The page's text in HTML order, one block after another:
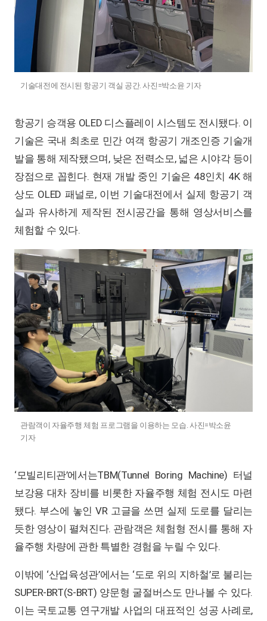
기술대전에 전시된 항공기 객실 공간. 사진=박소윤 기자
항공기 승객용 OLED 디스플레이 시스템도 전시됐다. 이
기술은 국내 최초로 민간 여객 항공기 개조인증 기술개
발을 통해 제작됐으며, 낮은 전력소모, 넓은 시야각 등이
장점으로 꼽힌다. 현재 개발 중인 기술은 48인치 4K 해
상도 OLED 패널로, 이번 기술대전에서 실제 항공기 객
실과 유사하게 제작된 전시공간을 통해 영상서비스를
체험할 수 있다.
관람객이 자율주행 체험 프로그램을 이용하는 모습. 사진=박소윤
기자
‘모빌리티관’에서는TBM(Tunnel Boring Machine) 터널
보강용 대차 장비를 비롯한 자율주행 체험 전시도 마련
됐다. 부스에 놓인 VR 고글을 쓰면 실제 도로를 달리는
듯한 영상이 펼쳐진다. 관람객은 체험형 전시를 통해 자
율주행 차량에 관한 특별한 경험을 누릴 수 있다.
이밖에 ‘산업육성관’에서는 ‘도로 위의 지하철’로 불리는
SUPER-BRT(S-BRT) 양문형 굴절버스도 만나볼 수 있다.
이는 국토교통 연구개발 사업의 대표적인 성공 사례로,